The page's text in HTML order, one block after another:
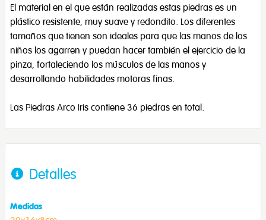
El material en el que están realizadas estas piedras es un
plástico resistente, muy suave y redondito. Los diferentes
tamaños que tienen son ideales para que las manos de los
niños los agarren y puedan hacer también el ejercicio de la
pinza, fortaleciendo los músculos de las manos y
desarrollando habilidades motoras finas.
Las Piedras Arco Iris contiene 36 piedras en total.
Detalles
Medidas